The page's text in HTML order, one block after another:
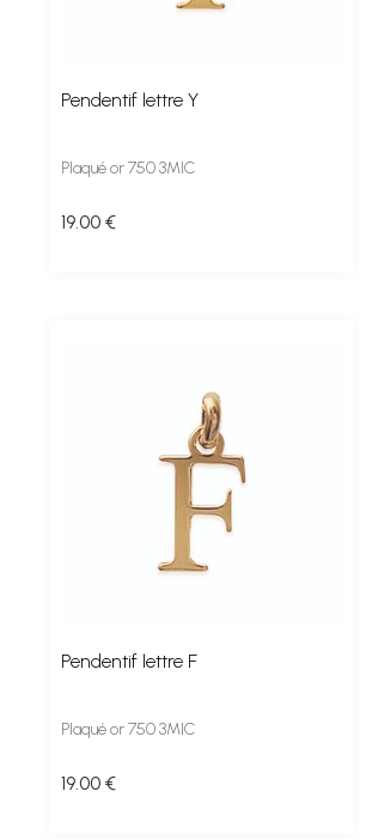
Pendentif lettre Y
Plaqué or 750 3MIC
19.00 €
Pendentif lettre F
Plaqué or 750 3MIC
19.00 €